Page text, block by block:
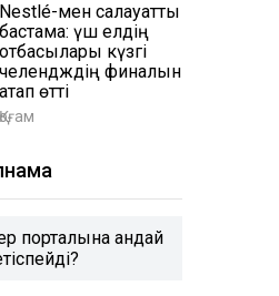
Nestlé-мен салауатты
бастама: үш елдің
отбасылары күзгі
челендждің финалын
атап өтті
Қоғам
порталына қандай